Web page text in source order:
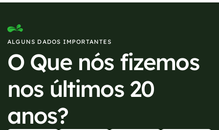
ALGUNS DADOS IMPORTANTES
O Que nós fizemos
nos últimos 20
anos?